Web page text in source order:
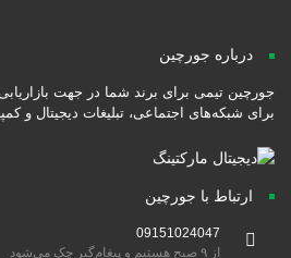
درباره جورچین
جورچین تیمی برای برند شما در جهت بازاریابی
برای شبکه‌های اجتماعی، تبلیغات دیجیتال و
ارتباط با جورچین
09151024047